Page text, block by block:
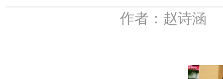
作者：赵诗涵